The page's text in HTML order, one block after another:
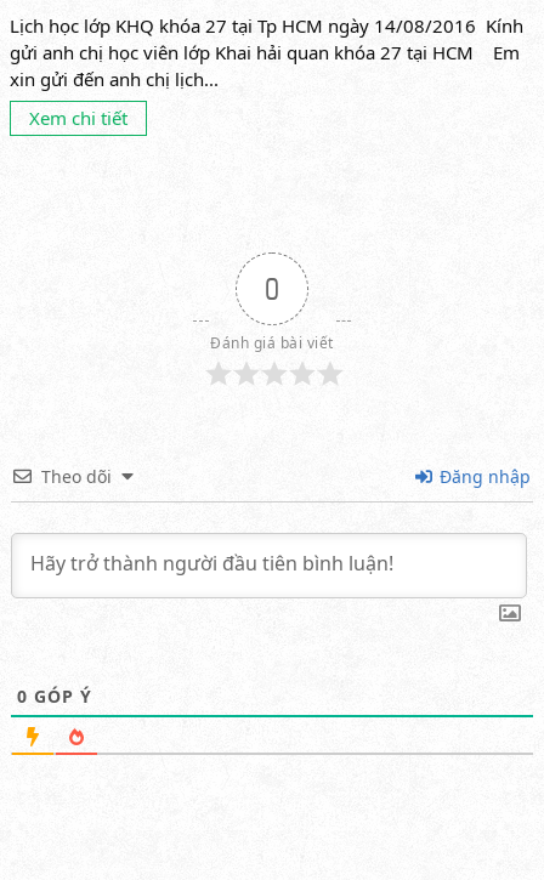
Lịch học lớp KHQ khóa 27 tại Tp HCM ngày 14/08/2016 Kính
gửi anh chị học viên lớp Khai hải quan khóa 27 tại HCM Em
xin gửi đến anh chị lịch...
Xem chi tiết
0
Đánh giá bài viết
Theo dõi Đăng nhập
0 GÓP Ý